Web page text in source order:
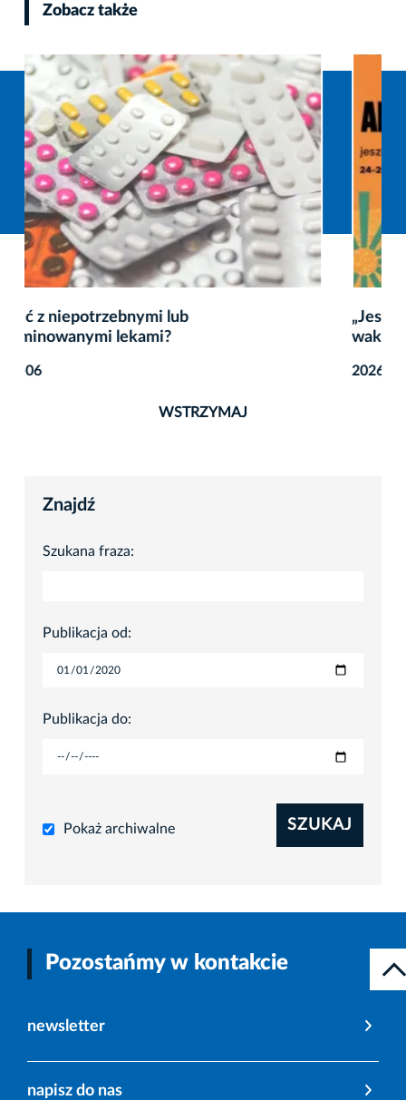
Zobacz także
„Jeszcze chwila zabawy” – twórcze zakończenie
wakacji dla dzieci
2026-08-05
WSTRZYMAJ
Znajdź
Szukana fraza:
Publikacja od:
Publikacja do:
Pokaż archiwalne SZUKAJ
Pozostańmy w kontakcie
newsletter
napisz do nas